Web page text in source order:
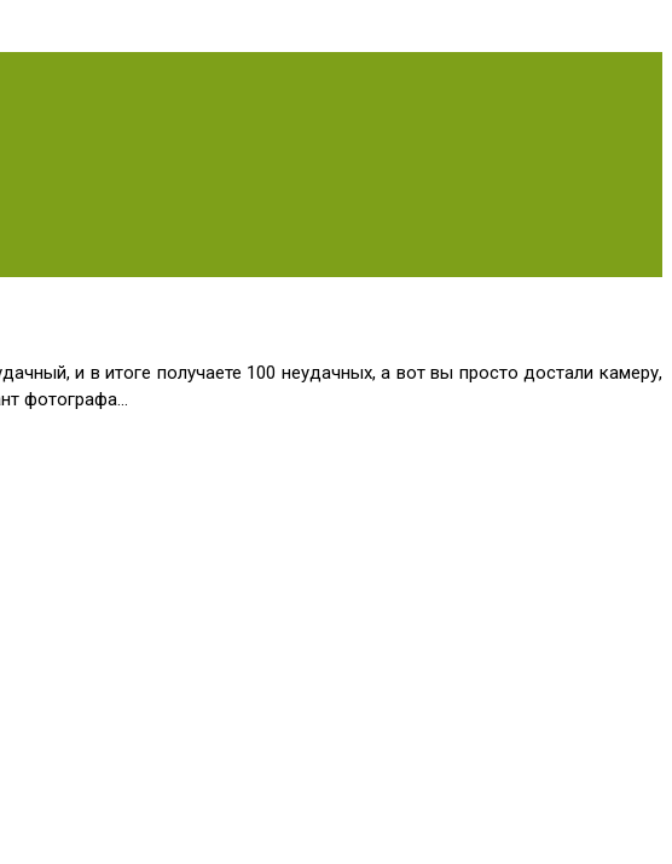
и в итоге получаете 100 неудачных, а вот вы просто достали камеру,
фотографа…